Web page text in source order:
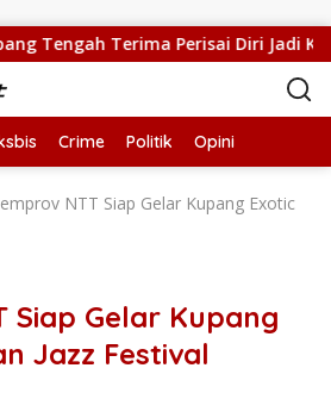
Terima Perisai Diri Jadi Kegiatan
Crime Politik Opini
NTT Siap Gelar Kupang Exotic
Siap Gelar Kupang
Jazz Festival